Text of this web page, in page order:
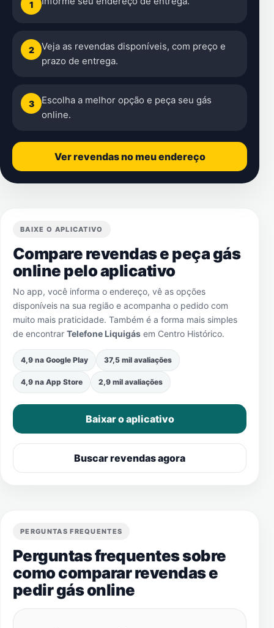
1
2
Veja as revendas disponíveis, com preço e
prazo de entrega.
3
Escolha a melhor opção e peça seu gás
online.
Ver revendas no meu endereço
BAIXE O APLICATIVO
Compare revendas e peça gás
online pelo aplicativo
No app, você informa o endereço, vê as opções
disponíveis na sua região e acompanha o pedido com
muito mais praticidade. Também é a forma mais simples
de encontrar Telefone Liquigás em Centro Histórico.
4,9 na Google Play 37,5 mil avaliações
4,9 na App Store 2,9 mil avaliações
Baixar o aplicativo
Buscar revendas agora
PERGUNTAS FREQUENTES
Perguntas frequentes sobre
como comparar revendas e
pedir gás online